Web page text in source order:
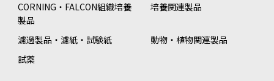
CORNING・FALCON組織培養
製品
培養関連製品
濾過製品・濾紙・試験紙
動物・植物関連製品
試薬